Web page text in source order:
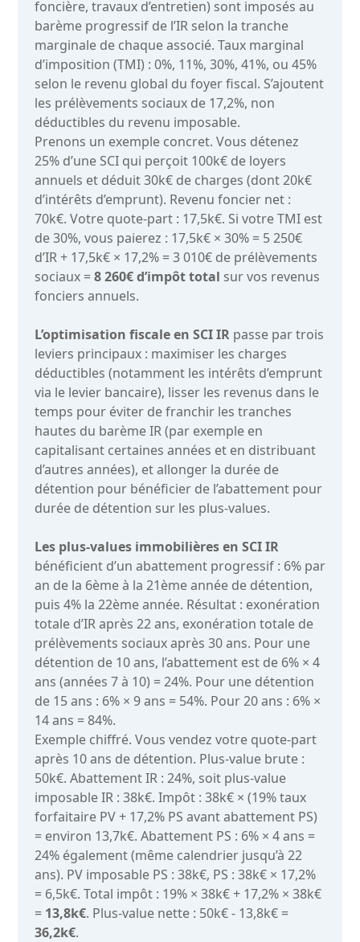
foncière, travaux d’entretien) sont imposés au
barème progressif de l’IR selon la tranche
marginale de chaque associé. Taux marginal
d’imposition (TMI) : 0%, 11%, 30%, 41%, ou 45%
selon le revenu global du foyer fiscal. S’ajoutent
les prélèvements sociaux de 17,2%, non
déductibles du revenu imposable.
Prenons un exemple concret. Vous détenez
25% d’une SCI qui perçoit 100k€ de loyers
annuels et déduit 30k€ de charges (dont 20k€
d’intérêts d’emprunt). Revenu foncier net :
70k€. Votre quote-part : 17,5k€. Si votre TMI est
de 30%, vous paierez : 17,5k€ × 30% = 5 250€
d’IR + 17,5k€ × 17,2% = 3 010€ de prélèvements
sociaux =8 260€ d’impôt total sur vos revenus
fonciers annuels.
L’optimisation fiscale en SCI IRpasse par trois
leviers principaux : maximiser les charges
déductibles (notamment les intérêts d’emprunt
via le levier bancaire), lisser les revenus dans le
temps pour éviter de franchir les tranches
hautes du barème IR (par exemple en
capitalisant certaines années et en distribuant
d’autres années), et allonger la durée de
détention pour bénéficier de l’abattement pour
durée de détention sur les plus-values.
Les plus-values immobilières en SCI IR
bénéficient d’un abattement progressif : 6% par
an de la 6ème à la 21ème année de détention,
puis 4% la 22ème année. Résultat : exonération
totale d’IR après 22 ans, exonération totale de
prélèvements sociaux après 30 ans. Pour une
détention de 10 ans, l’abattement est de 6% × 4
ans (années 7 à 10) = 24%. Pour une détention
de 15 ans : 6% × 9 ans = 54%. Pour 20 ans : 6% ×
14 ans = 84%.
Exemple chiffré. Vous vendez votre quote-part
après 10 ans de détention. Plus-value brute :
50k€. Abattement IR : 24%, soit plus-value
imposable IR : 38k€. Impôt : 38k€ × (19% taux
forfaitaire PV + 17,2% PS avant abattement PS)
= environ 13,7k€. Abattement PS : 6% × 4 ans =
24% également (même calendrier jusqu’à 22
ans). PV imposable PS : 38k€, PS : 38k€ × 17,2%
= 6,5k€. Total impôt : 19% × 38k€ + 17,2% × 38k€
= 13,8k€. Plus-value nette : 50k€ - 13,8k€ =
36,2k€.